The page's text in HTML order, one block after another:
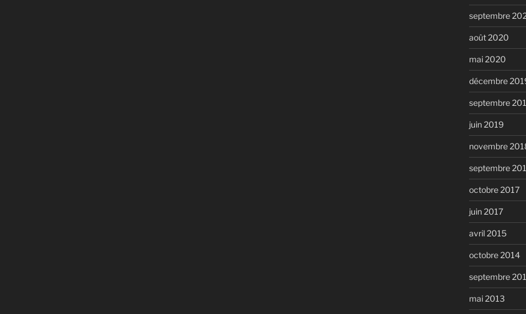
septembre
août 2020
mai 2020
décembre
septembre
juin 2019
novembre
septembre
octobre 2017
juin 2017
avril 2015
octobre 2014
septembre
mai 2013